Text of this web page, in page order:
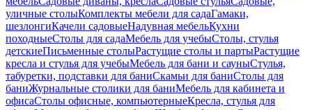
уличные столыКомплекты мебели для садаГамаки,
шезлонгиКачели садовыеНадувная мебельКухни
походныеСтолы для садаМебель для учебыСтолы, стулья
детскиеПисьменные столыРастущие столы и партыРастущие
кресла и стулья для учебыМебель для бани и сауныСтулья,
табуретки, подставки для баниСкамьи для баниСтолы для
баниЖурнальные столики для баниМебель для кабинета и
офисаСтолы офисные, компьютерныеКресла, стулья для